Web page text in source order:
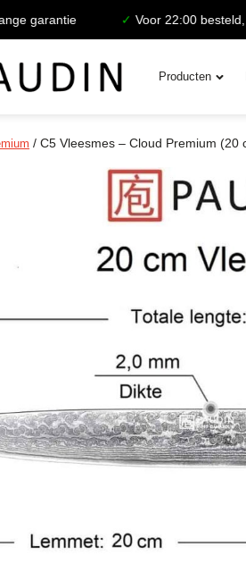
garantie Voor 22:00 besteld,
Producten
/ C5 Vleesmes – Cloud Premium (20